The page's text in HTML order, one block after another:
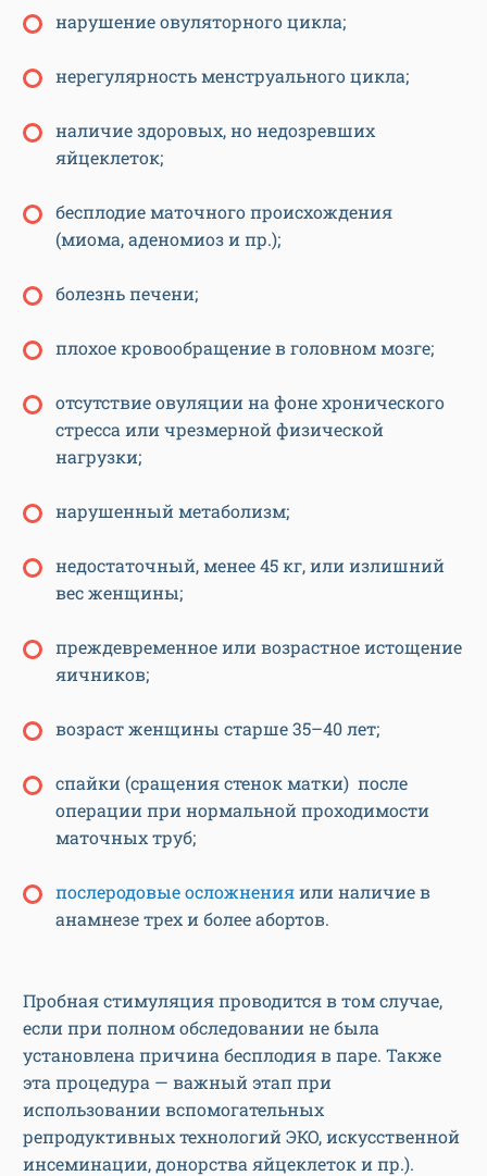
нарушение овуляторного цикла;
нерегулярность менструального цикла;
наличие здоровых, но недозревших
яйцеклеток;
бесплодие маточного происхождения
(миома, аденомиоз и пр.);
болезнь печени;
плохое кровообращение в головном мозге;
отсутствие овуляции на фоне хронического
стресса или чрезмерной физической
нагрузки;
нарушенный метаболизм;
недостаточный, менее 45 кг, или излишний
вес женщины;
преждевременное или возрастное истощение
яичников;
возраст женщины старше 35–40 лет;
спайки (сращения стенок матки) после
операции при нормальной проходимости
маточных труб;
послеродовые осложненияили наличие в
анамнезе трех и более абортов.
Пробная стимуляция проводится в том случае,
если при полном обследовании не была
установлена причина бесплодия в паре. Также
эта процедура — важный этап при
использовании вспомогательных
репродуктивных технологий ЭКО, искусственной
инсеминации, донорства яйцеклеток и пр.).